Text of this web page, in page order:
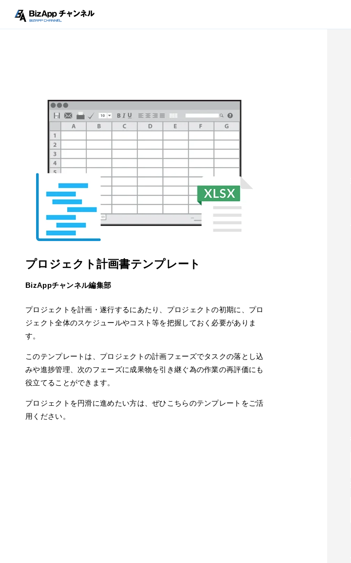
プロジェクト計画書テンプレート
BizAppチャンネル編集部
プロジェクトを計画・遂行するにあたり、プロジェクトの初期に、プロ
ジェクト全体のスケジュールやコスト等を把握しておく必要がありま
す。
このテンプレートは、プロジェクトの計画フェーズでタスクの落とし込
みや進捗管理、次のフェーズに成果物を引き継ぐ為の作業の再評価にも
役立てることができます。
プロジェクトを円滑に進めたい方は、ぜひこちらのテンプレートをご活
用ください。